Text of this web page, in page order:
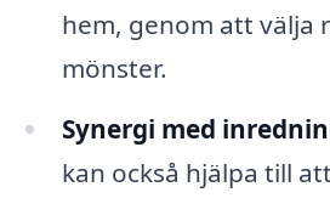
hem, genom att välja
mönster.
Synergi med
kan också hjälpa till